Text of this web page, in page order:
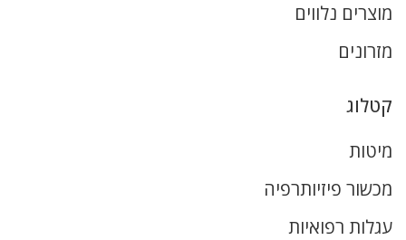
מוצרים נלווים
מזרונים
קטלוג
מיטות
מכשור פיזיותרפיה
עגלות רפואיות